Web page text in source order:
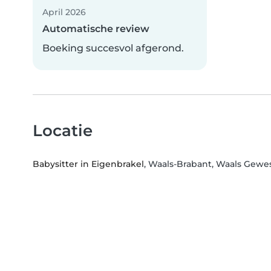
April 2026
Automatische review
Boeking succesvol afgerond.
Locatie
Babysitter in Eigenbrakel, Waals-Brabant, Waals